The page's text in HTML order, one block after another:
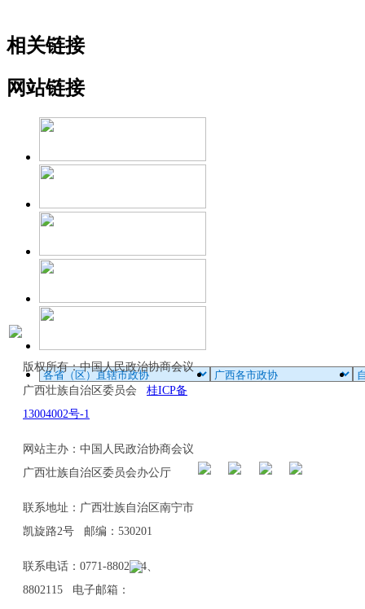
相关链接
网站链接
版权所有：中国人民政治协商会议
广西壮族自治区委员会 桂ICP备
13004002号-1
网站主办：中国人民政治协商会议
广西壮族自治区委员会办公厅
联系地址：广西壮族自治区南宁市
凯旋路2号 邮编：530201
联系电话：0771-8802114、
8802115 电子邮箱：